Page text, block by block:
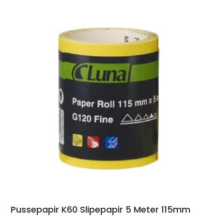
Pussepapir K60 Slipepapir 5 Meter 115mm